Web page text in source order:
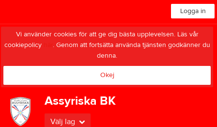
Logga in
Vi använder cookies för att ge dig bästa upplevelsen. Läs vår
cookiepolicy
. Genom att fortsätta använda tjänsten godkänner du
denna.
Okej
Assyriska BK
Välj lag